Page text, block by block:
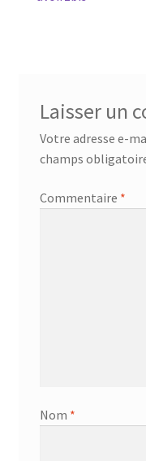
Mon compte
Panier
Laisser un
Votre adresse e-
champs
Commentaire *
Nom *